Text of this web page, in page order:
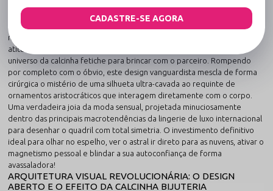
O conceito de poder e intimidade ganha um contorno completamente
revolucionário através de um drop monumental, arquitetado sob
medida para quem deseja expressar soberania, magnetismo e total
atitude. O kit Cuidado Comigo é a definição máxima de inovação no
universo da calcinha fetiche para brincar com o parceiro. Rompendo
por completo com o óbvio, este design vanguardista mescla de forma
cirúrgica o mistério de uma silhueta ultra-cavada ao requinte de
ornamentos aristocráticos que interagem diretamente com o corpo.
Uma verdadeira joia da moda sensual, projetada minuciosamente
dentro das principais macrotendências da lingerie de luxo internacional
para desenhar o quadril com total simetria. O investimento definitivo
ideal para olhar no espelho, ver o astral ir direto para as nuvens, ativar o
magnetismo pessoal e blindar a sua autoconfiança de forma
avassaladora!
ARQUITETURA VISUAL REVOLUCIONÁRIA: O DESIGN
ABERTO E O EFEITO DA CALCINHA BIJUTERIA
CADASTRE-SE AGORA